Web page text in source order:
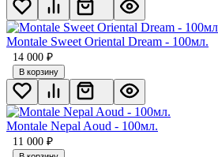
Montale Sweet Oriental Dream - 100мл.
14 000 ₽
В корзину
Montale Nepal Aoud - 100мл.
11 000 ₽